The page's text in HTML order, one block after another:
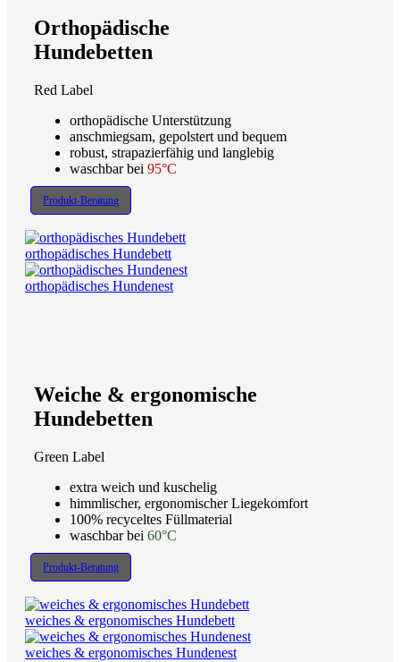
Orthopädische
Hundebetten
Red Label
orthopädische Unterstützung
anschmiegsam, gepolstert und bequem
robust, strapazierfähig und langlebig
waschbar bei 95°C
Produkt-Beratung
orthopädisches Hundebett
orthopädisches Hundenest
Weiche & ergonomische
Hundebetten
Green Label
extra weich und kuschelig
himmlischer, ergonomischer Liegekomfort
100% recyceltes Füllmaterial
waschbar bei 60°C
Produkt-Beratung
weiches & ergonomisches Hundebett
weiches & ergonomisches Hundenest